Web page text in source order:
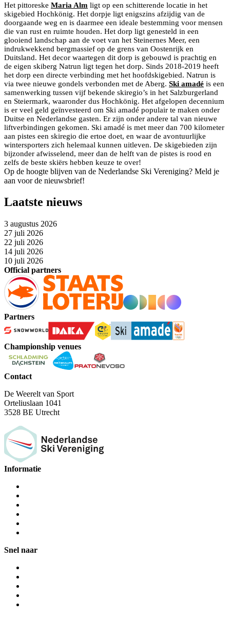
Het pittoreske Maria Alm ligt op een schitterende locatie in het
skigebied Hochkönig. Het dorpje ligt enigszins afzijdig van de
doorgaande weg en is daarmee een ideale bestemming voor mensen
die van rust en ruimte houden. Het dorp ligt genesteld in een
glooiend landschap aan de voet van het Steinernes Meer, een
indrukwekkend bergmassief op de grens van Oostenrijk en
Duitsland. Het decor waartegen dit dorp is gebouwd is prachtig en
de eigen skiberg Natrun ligt tegen het dorp. Sinds 2018-2019 heeft
het dorp een directe verbinding met het hoofdskigebied. Natrun is
via twee nieuwe gondels verbonden met de Aberg. Ski amadé is een
samenwerking tussen vijf bekende skiregio’s in het Salzburgerland
en Steiermark, waaronder dus Hochkönig. Het afgelopen decennium
is er veel geld geïnvesteerd om Ski amadé populair te maken onder
Duitse en Nederlandse gasten. Er zijn onder andere tal van nieuwe
liftverbindingen gekomen. Ski amadé is met meer dan 700 kilometer
aan pistes een skiregio die ertoe doet, en waar de avontuurlijke
wintersporters zich helemaal kunnen uitleven. De skigebieden zijn
bijzonder afwisselend, meer dan de helft van de pistes is rood en
zelfs de beste skiërs hebben keuze te over!
Op de hoogte blijven van de Nederlandse Ski Vereniging? Meld je
aan voor de nieuwsbrief!
Laatste nieuws
3 augustus 2026
27 juli 2026
22 juli 2026
14 juli 2026
10 juli 2026
Official partners
Partners
Championship venues
Contact
De Weerelt van Sport
Orteliuslaan 1041
3528 BE Utrecht
Informatie
Snel naar